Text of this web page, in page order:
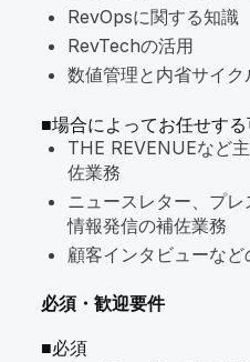
RevOpsに関する知識
RevTechの活用
数値管理と内省サイク
■場合によってお任せす
THE REVENUEなど
佐業務
ニュースレター、プ
情報発信の補佐業務
顧客インタビューな
必須・歓迎要件
■必須